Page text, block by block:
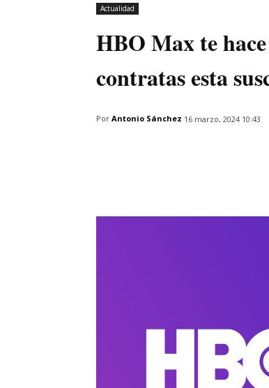
Actualidad
HBO Max te
contratas esta
Por Antonio Sánchez 16 marzo, 2024 10:43